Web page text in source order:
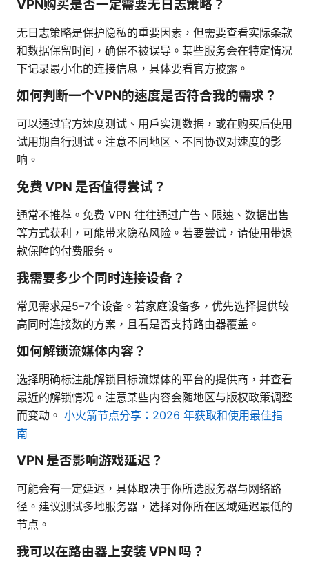
VPN购买是否一定需要无日志策略？
无日志策略是保护隐私的重要因素，但需要查看实际条款
和数据保留时间，确保不被误导。某些服务会在特定情况
下记录最小化的连接信息，具体要看官方披露。
如何判断一个VPN的速度是否符合我的需求？
可以通过官方速度测试、用户实测数据，或在购买后使用
试用期自行测试。注意不同地区、不同协议对速度的影
响。
免费 VPN 是否值得尝试？
通常不推荐。免费 VPN 往往通过广告、限速、数据出售
等方式获利，可能带来隐私风险。若要尝试，请使用带退
款保障的付费服务。
我需要多少个同时连接设备？
常见需求是5–7个设备。若家庭设备多，优先选择提供较
高同时连接数的方案，且看是否支持路由器覆盖。
如何解锁流媒体内容？
选择明确标注能解锁目标流媒体的平台的提供商，并查看
最近的解锁情况。注意某些内容会随地区与版权政策调整
而变动。 小火箭节点分享：2026 年获取和使用最佳指
南
VPN 是否影响游戏延迟？
可能会有一定延迟，具体取决于你所选服务器与网络路
径。建议测试多地服务器，选择对你所在区域延迟最低的
节点。
我可以在路由器上安装 VPN 吗？